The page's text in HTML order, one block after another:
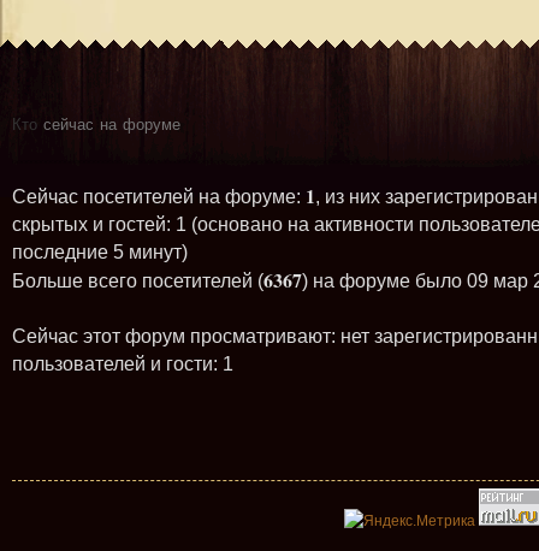
Кто сейчас на форуме
Сейчас посетителей на форуме: 1, из них
скрытых и гостей: 1 (основано на активности
последние 5 минут)
Больше всего посетителей (6367) на форуме было 09 мар
Сейчас этот форум просматривают: нет
пользователей и гости: 1